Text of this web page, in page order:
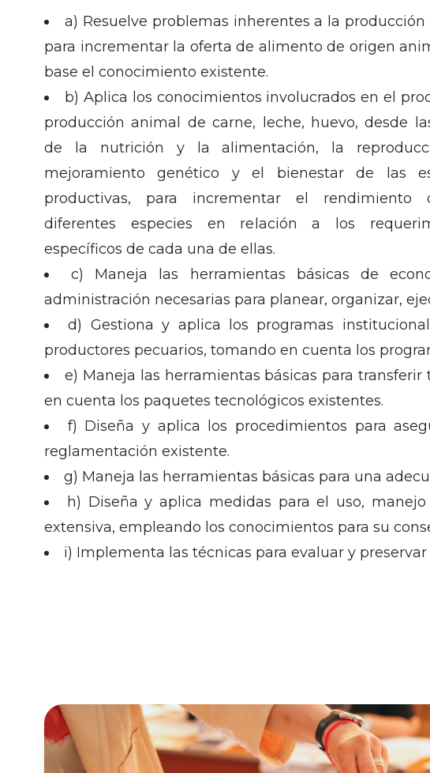
a) Resuelve problemas inherentes a la producción
para incrementar la oferta de alimento de origen
base el conocimiento existente.
b) Aplica los conocimientos involucrados en el
producción animal de carne, leche, huevo, desde
de la nutrición y la alimentación, la
mejoramiento genético y el bienestar de las
productivas, para incrementar el rendimiento
diferentes especies en relación a los
específicos de cada una de ellas.
c) Maneja las herramientas básicas de
administración necesarias para planear, organizar,
d) Gestiona y aplica los programas
productores pecuarios, tomando en cuenta los
e) Maneja las herramientas básicas para
en cuenta los paquetes tecnológicos existentes.
f) Diseña y aplica los procedimientos para
reglamentación existente.
g) Maneja las herramientas básicas para una
h) Diseña y aplica medidas para el uso,
extensiva, empleando los conocimientos para su
i) Implementa las técnicas para evaluar y